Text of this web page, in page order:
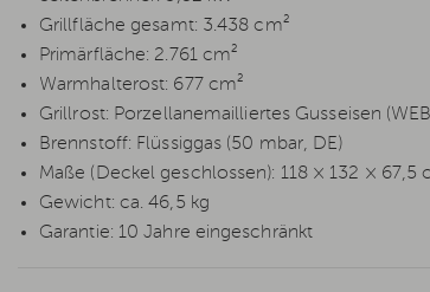
Grillfläche gesamt: 3.438 cm²
Primärfläche: 2.761 cm²
Warmhalterost: 677 cm²
Grillrost: Porzellanemailliertes Gusseisen
Brennstoff: Flüssiggas (50 mbar, DE)
Maße (Deckel geschlossen): 118 × 132 × 67,5
Gewicht: ca. 46,5 kg
Garantie: 10 Jahre eingeschränkt